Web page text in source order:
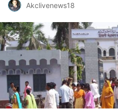
Akclivenews18